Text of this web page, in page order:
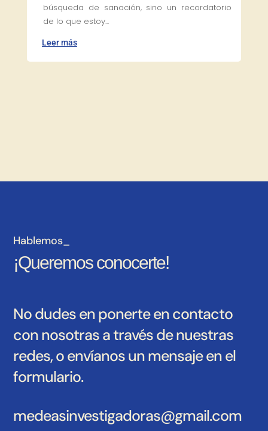
búsqueda de sanación, sino un recordatorio
de lo que estoy...
Leer más
Hablemos_
¡Queremos conocerte!
No dudes en ponerte en contacto
con nosotras a través de nuestras
redes, o envíanos un mensaje en el
formulario.
medeasinvestigadoras@gmail.com